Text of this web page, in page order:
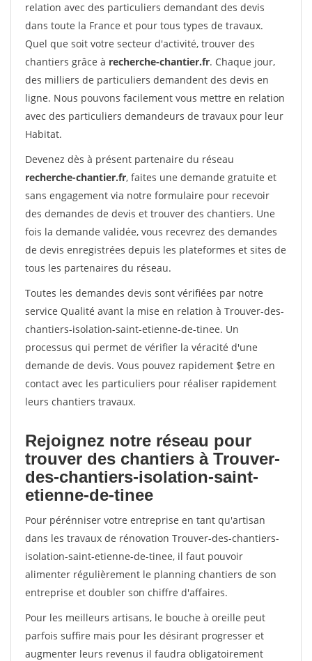
relation avec des particuliers demandant des devis
dans toute la France et pour tous types de travaux.
Quel que soit votre secteur d'activité, trouver des
chantiers grâce à recherche-chantier.fr. Chaque jour,
des milliers de particuliers demandent des devis en
ligne. Nous pouvons facilement vous mettre en relation
avec des particuliers demandeurs de travaux pour leur
Habitat.
Devenez dès à présent partenaire du réseau
recherche-chantier.fr, faites une demande gratuite et
sans engagement via notre formulaire pour recevoir
des demandes de devis et trouver des chantiers. Une
fois la demande validée, vous recevrez des demandes
de devis enregistrées depuis les plateformes et sites de
tous les partenaires du réseau.
Toutes les demandes devis sont vérifiées par notre
service Qualité avant la mise en relation à Trouver-des-
chantiers-isolation-saint-etienne-de-tinee. Un
processus qui permet de vérifier la véracité d'une
demande de devis. Vous pouvez rapidement $etre en
contact avec les particuliers pour réaliser rapidement
leurs chantiers travaux.
Rejoignez notre réseau pour
trouver des chantiers à Trouver-
des-chantiers-isolation-saint-
etienne-de-tinee
Pour pérénniser votre entreprise en tant qu'artisan
dans les travaux de rénovation Trouver-des-chantiers-
isolation-saint-etienne-de-tinee, il faut pouvoir
alimenter régulièrement le planning chantiers de son
entreprise et doubler son chiffre d'affaires.
Pour les meilleurs artisans, le bouche à oreille peut
parfois suffire mais pour les désirant progresser et
augmenter leurs revenus il faudra obligatoirement